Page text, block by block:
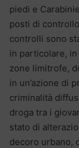
piedi e
posti di
controlli sono
in particolare, in
zone limitrofe,
in un’azione di
criminalità
droga tra i
stato di
decoro urbano,